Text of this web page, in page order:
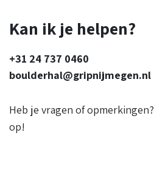
Kan ik je helpen?
+31 24 737 0460
boulderhal@gripnijmegen.nl
Heb je vragen of
op!